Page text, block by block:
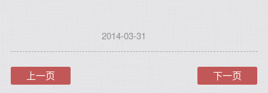
2014-03-31
上一页 下一页